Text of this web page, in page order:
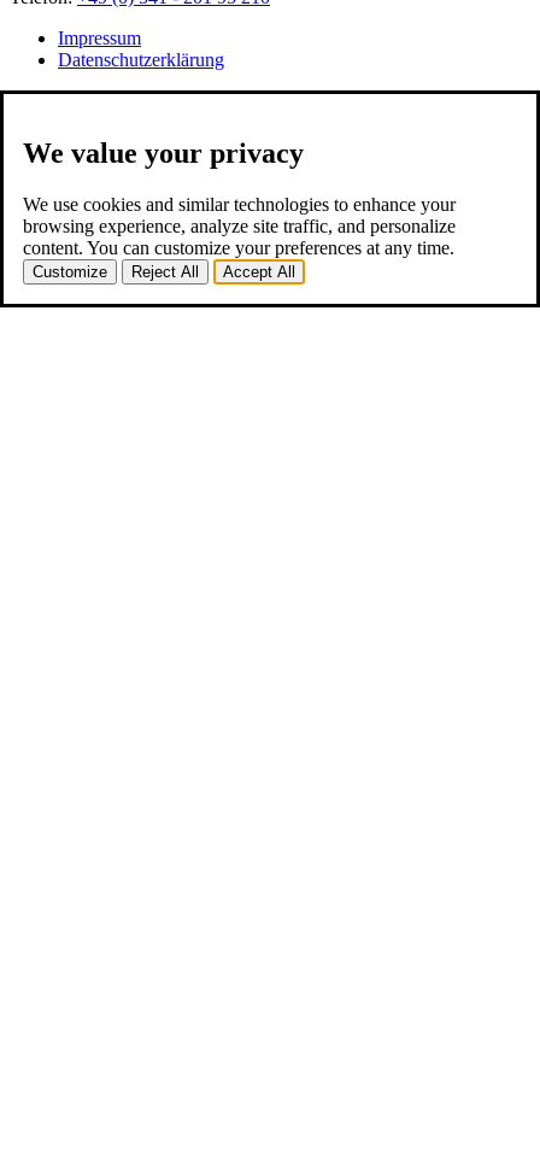
Impressum
Datenschutzerklärung
We value your privacy
We use cookies and similar technologies to enhance your
browsing experience, analyze site traffic, and personalize
content. You can customize your preferences at any time.
Customize Reject All Accept All